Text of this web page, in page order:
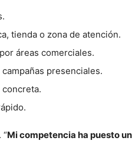
tienda o zona de atención.
áreas comerciales.
presenciales.
“Mi competencia ha puesto